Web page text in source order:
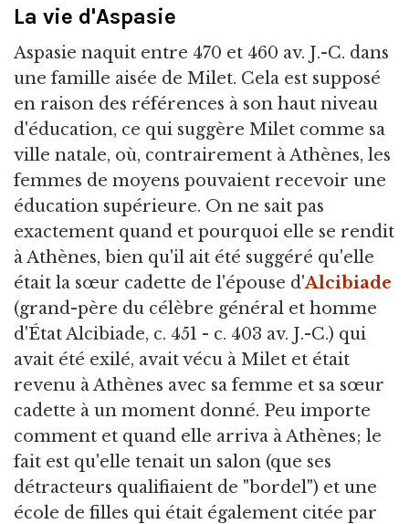
La vie d'Aspasie
Aspasie naquit entre 470 et 460 av. J.-C. dans
une famille aisée de Milet. Cela est supposé
en raison des références à son haut niveau
d'éducation, ce qui suggère Milet comme sa
ville natale, où, contrairement à Athènes, les
femmes de moyens pouvaient recevoir une
éducation supérieure. On ne sait pas
exactement quand et pourquoi elle se rendit
à Athènes, bien qu'il ait été suggéré qu'elle
était la sœur cadette de l'épouse d'Alcibiade
(grand-père du célèbre général et homme
d'État Alcibiade, c. 451 - c. 403 av. J.-C.) qui
avait été exilé, avait vécu à Milet et était
revenu à Athènes avec sa femme et sa sœur
cadette à un moment donné. Peu importe
comment et quand elle arriva à Athènes; le
fait est qu'elle tenait un salon (que ses
détracteurs qualifiaient de "bordel") et une
école de filles qui était également citée par